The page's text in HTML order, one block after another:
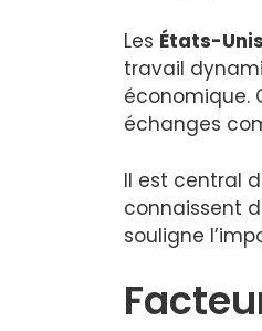
Les États-Unis
travail
économique.
échanges
Il est central
connaissent
souligne